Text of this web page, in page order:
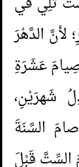
لأنَّ الدَّهْرَ
عَشَرَةِ
شَهرَيْنِ،
السَّنَةَ
السِّتَّ قَبْلَ